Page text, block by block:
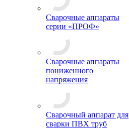
Сварочные аппараты
серии «ПРОФ»
Сварочные аппараты
пониженного
напряжения
Сварочный аппарат для
сварки ПВХ труб